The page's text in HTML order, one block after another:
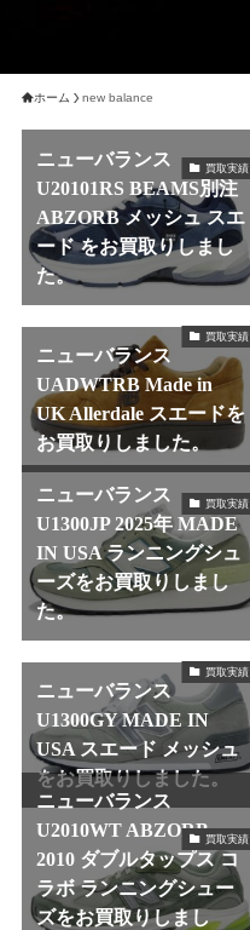
ホーム new balance
買取実績
ニューバランス
U20101RS BEAMS別注
ABZORB メッシュ スエ
ード をお買取りしまし
た。
買取実績
ニューバランス
UADWTRB Made in
UK Allerdale スエードを
お買取りしました。
買取実績
ニューバランス
U1300JP 2025年 MADE
IN USA ランニングシュ
ーズをお買取りしまし
た。
買取実績
ニューバランス
U1300GY MADE IN
USA スエード メッシュ
をお買取りしました。
買取実績
ニューバランス
U2010WT ABZORB
2010 ダブルタップス コ
ラボ ランニングシュー
ズをお買取りしまし